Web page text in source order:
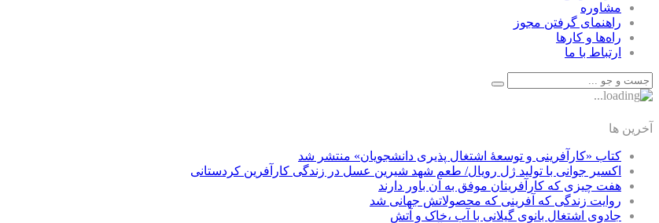
مشاوره
راهنمای گرفتن مجوز
راه‌ها و كارها
ارتباط با ما
آخرین ها
کتاب «کارآفرینی و توسعۀ اشتغال پذیری دانشجویان» منتشر شد
اکسیر جوانی با تولید ژل رویال/ طعم شهد شیرین عسل‌ در زندگی کارآفرین کردستانی
هفت چیزی که کارآفرینان موفق به آن باور دارند
روایت زندگی که آفرینی که محصولاتش جهانی شد
جادوی اشتغال بانوی گیلانی با آب ،خاک و آتش